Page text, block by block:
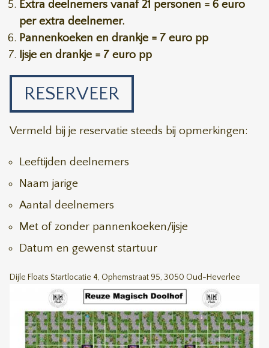
Extra deelnemers vanaf 21 personen = 6 euro
per extra deelnemer.
Pannenkoeken en drankje = 7 euro pp
Ijsje en drankje = 7 euro pp
RESERVEER
Vermeld bij je reservatie steeds bij opmerkingen:
Leeftijden deelnemers
Naam jarige
Aantal deelnemers
Met of zonder pannenkoeken/ijsje
Datum en gewenst startuur
Dijle Floats Startlocatie 4, Ophemstraat 95, 3050 Oud-Heverlee